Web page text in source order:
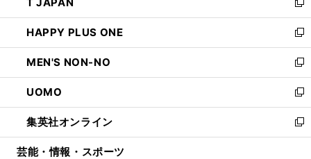
で
開
く
ド
ウ
で
開
く
ィ
ン
ド
ウ
で
開
く
い
ウ
ィ
ン
ド
ウ
で
開
く
新
し
い
ウ
ィ
ン
ド
ウ
で
開
HAPPY PLUS ONE
新
し
い
ウ
ィ
ン
ド
ウ
MEN'S NON-NO
新
し
い
ウ
ィ
ン
UOMO
新
し
い
ウ
集英社オンライン
新
し
芸能・情報・スポーツ